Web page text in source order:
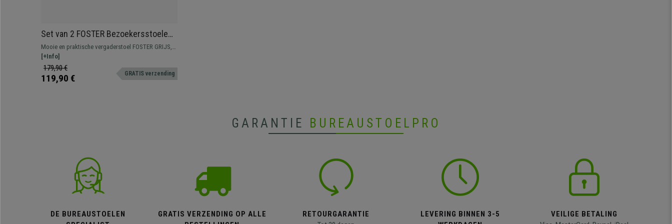
Set van 2 FOSTER Bezoekersstoelen,
Stevig en Comfortabel, Ademend
Gaas, Grijs
Mooie en praktische vergaderstoel FOSTER GRIJS,
een typische vergaderstoel om in wacht- of
vergaderruimtes te plaatsen voor klanten of
bezoekers.
[+Info]
179,90 €
119,90 € GRATIS verzending
GARANTIE BUREAUSTOELPRO
DE BUREAUSTOELEN
GRATIS VERZENDING OP ALLE
RETOURGARANTIE
LEVERING BINNEN 3-5
VEILIGE BETALING